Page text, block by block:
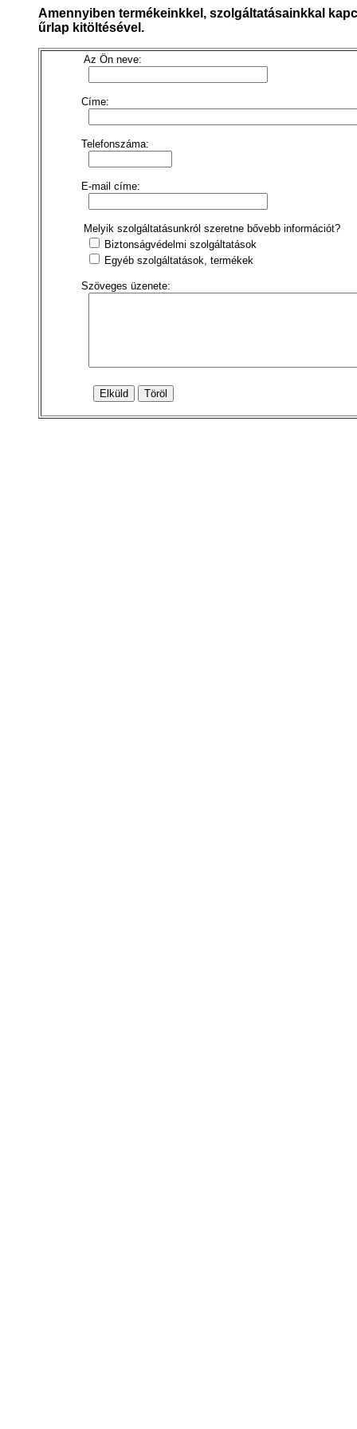
Amennyiben termékeinkkel, szolgáltatásainkkal
űrlap kitöltésével.
Az Ön neve:
Címe:
Telefonszáma:
E-mail címe:
Melyik szolgáltatásunkról szeretne bővebb információt?
Biztonságvédelmi szolgáltatások
Egyéb szolgáltatások, termékek
Szöveges üzenete: